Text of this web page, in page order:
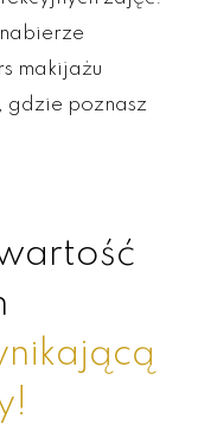
makijażu
gdzie poznasz